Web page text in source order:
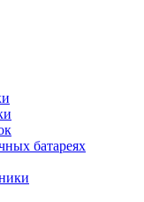
батареях